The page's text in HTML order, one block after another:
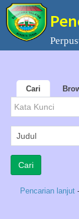
Cari
Pencarian lanjut -